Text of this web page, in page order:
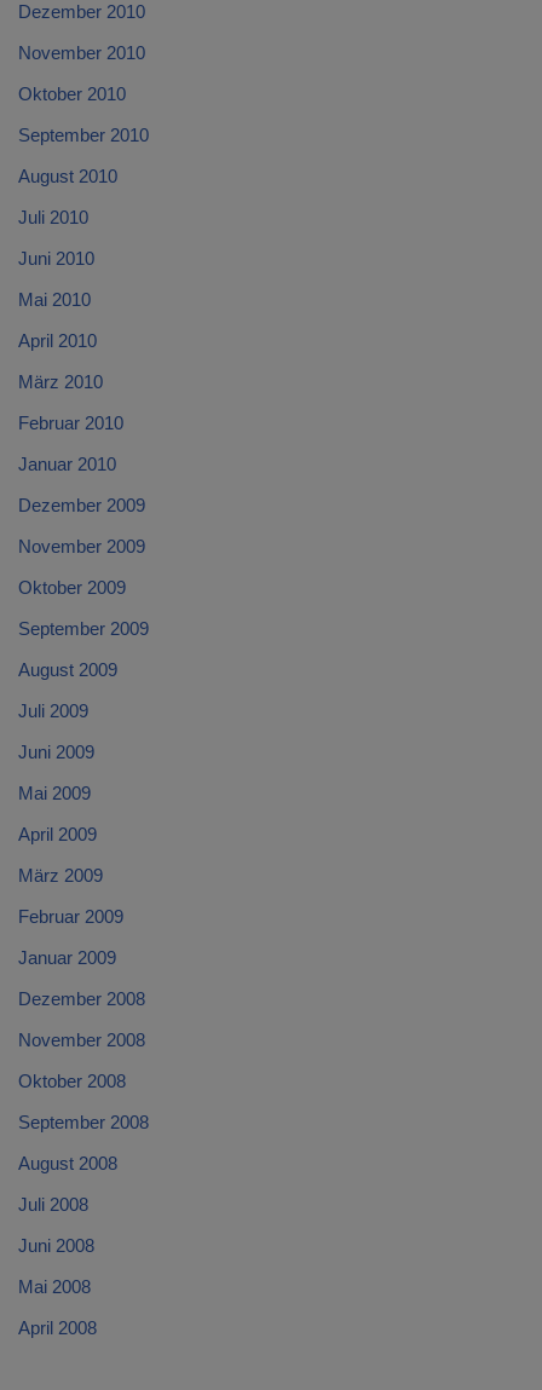
Dezember 2010
November 2010
Oktober 2010
September 2010
August 2010
Juli 2010
Juni 2010
Mai 2010
April 2010
März 2010
Februar 2010
Januar 2010
Dezember 2009
November 2009
Oktober 2009
September 2009
August 2009
Juli 2009
Juni 2009
Mai 2009
April 2009
März 2009
Februar 2009
Januar 2009
Dezember 2008
November 2008
Oktober 2008
September 2008
August 2008
Juli 2008
Juni 2008
Mai 2008
April 2008